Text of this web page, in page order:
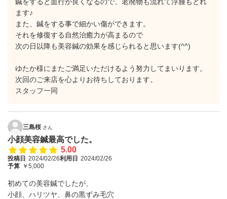
ます♪
また、鍼をする事で細かい傷ができます。
それを修復する自然治癒力が高まるので
次の日以降も美容鍼の効果を感じられると思います(^^)
ゆたか様にまたご満足いただけるよう努力してまいります。
次回のご来店を心よりお待ちしております。
スタッフ一同
三島桜 さん
小顔美容鍼最高でした。
5.00
投稿日 2024/02/26利用日 2024/02/26
予算 ￥5,000
初めての美容鍼でしたが、
小顔、ハリツヤ、鼻の黒ずみ毛穴